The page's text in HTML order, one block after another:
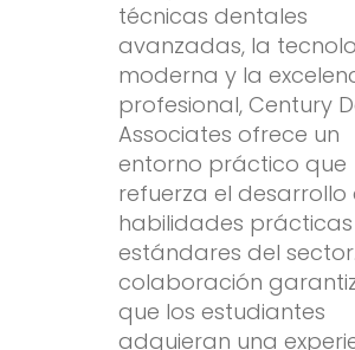
técnicas dentales
avanzadas, la
moderna y la
profesional, Century
Associates ofrece un
entorno práctico que
refuerza el desarrollo
habilidades prácticas
estándares del
colaboración
que los estudiantes
adquieran una